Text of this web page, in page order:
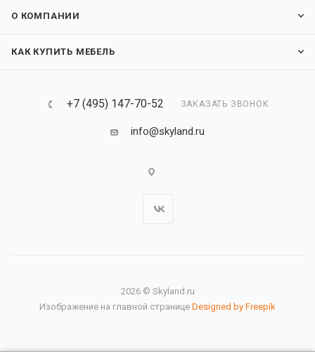
О КОМПАНИИ
КАК КУПИТЬ МЕБЕЛЬ
+7 (495) 147-70-52 ЗАКАЗАТЬ ЗВОНОК
info@skyland.ru
2026 © Skyland.ru
Изображение на главной странице Designed by Freepik